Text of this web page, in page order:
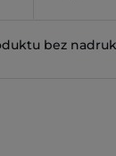
bez